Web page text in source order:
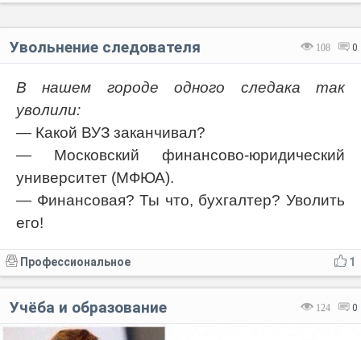
108 0
Увольнение следователя
В нашем городе одного следака так
уволили:
— Какой ВУЗ заканчивал?
— Московский финансово-юридический
университет (МФЮА).
— Финансовая? Ты что, бухгалтер? Уволить
его!
1
Профессиональное
124 0
Учёба и образование